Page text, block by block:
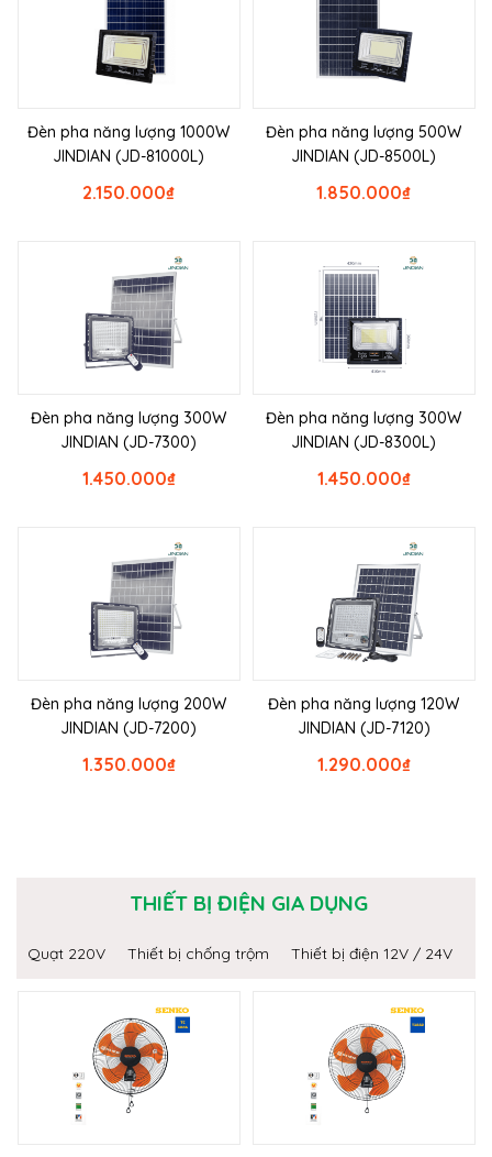
Đèn pha năng lượng 1000W
JINDIAN (JD-81000L)
₫
2.150.000
Đèn pha năng lượng 500W
JINDIAN (JD-8500L)
₫
1.850.000
Đèn pha năng lượng 300W
JINDIAN (JD-7300)
₫
1.450.000
Đèn pha năng lượng 300W
JINDIAN (JD-8300L)
₫
1.450.000
Đèn pha năng lượng 200W
JINDIAN (JD-7200)
₫
1.350.000
Đèn pha năng lượng 120W
JINDIAN (JD-7120)
₫
1.290.000
THIẾT BỊ ĐIỆN GIA DỤNG
Quạt 220V Thiết bị chống trộm Thiết bị điện 12V / 24V